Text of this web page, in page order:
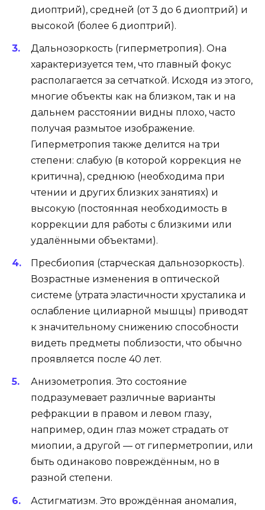
диоптрий), средней (от 3 до 6 диоптрий) и
высокой (более 6 диоптрий).
Дальнозоркость (гиперметропия). Она
характеризуется тем, что главный фокус
располагается за сетчаткой. Исходя из этого,
многие объекты как на близком, так и на
дальнем расстоянии видны плохо, часто
получая размытое изображение.
Гиперметропия также делится на три
степени: слабую (в которой коррекция не
критична), среднюю (необходима при
чтении и других близких занятиях) и
высокую (постоянная необходимость в
коррекции для работы с близкими или
удалёнными объектами).
Пресбиопия (старческая дальнозоркость).
Возрастные изменения в оптической
системе (утрата эластичности хрусталика и
ослабление цилиарной мышцы) приводят
к значительному снижению способности
видеть предметы поблизости, что обычно
проявляется после 40 лет.
Анизометропия. Это состояние
подразумевает различные варианты
рефракции в правом и левом глазу,
например, один глаз может страдать от
миопии, а другой — от гиперметропии, или
быть одинаково повреждённым, но в
разной степени.
Астигматизм. Это врождённая аномалия,